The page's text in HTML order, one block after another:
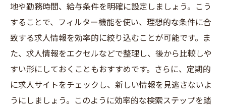
研修制度の充実度をチェック
スキルアップに役立つ資格情報
働きながら学べる環境の重要性
神戸市長田区の訪問介護求人で理想の職場を見
つけるポイント
地や勤務時間、給与条件を明確に設定しましょう。こう
することで、フィルター機能を使い、理想的な条件に合
致する求人情報を効率的に絞り込むことが可能です。ま
た、求人情報をエクセルなどで整理し、後から比較しや
すい形にしておくこともおすすめです。さらに、定期的
に求人サイトをチェックし、新しい情報を見逃さないよ
うにしましょう。このように効率的な検索ステップを踏